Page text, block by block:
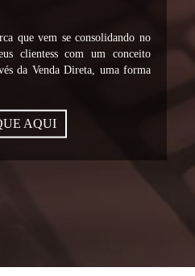
que vem se consolidando no
clientess com um conceito
da Venda Direta, uma forma
AQUI